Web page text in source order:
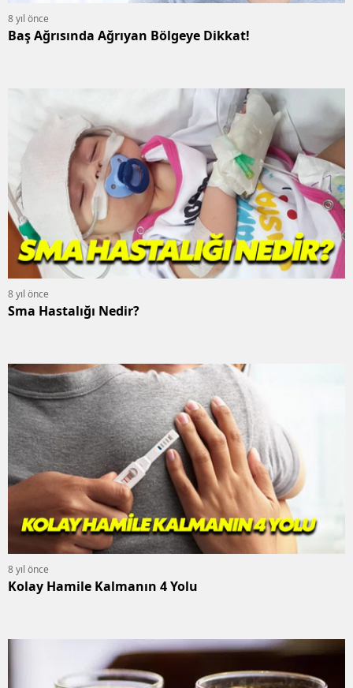
8 yıl önce
Baş Ağrısında Ağrıyan Bölgeye Dikkat!
8 yıl önce
Sma Hastalığı Nedir?
8 yıl önce
Kolay Hamile Kalmanın 4 Yolu